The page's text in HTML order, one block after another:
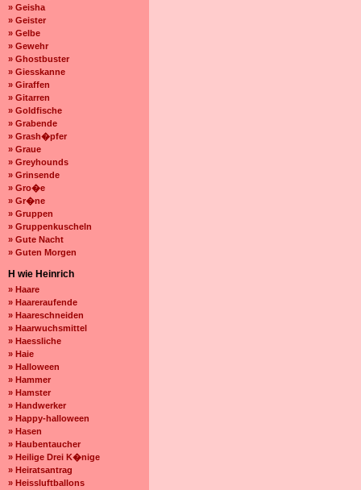
» Geisha
» Geister
» Gelbe
» Gewehr
» Ghostbuster
» Giesskanne
» Giraffen
» Gitarren
» Goldfische
» Grabende
» Grash�pfer
» Graue
» Greyhounds
» Grinsende
» Gro�e
» Gr�ne
» Gruppen
» Gruppenkuscheln
» Gute Nacht
» Guten Morgen
H wie Heinrich
» Haare
» Haareraufende
» Haareschneiden
» Haarwuchsmittel
» Haessliche
» Haie
» Halloween
» Hammer
» Hamster
» Handwerker
» Happy-halloween
» Hasen
» Haubentaucher
» Heilige Drei K�nige
» Heiratsantrag
» Heissluftballons